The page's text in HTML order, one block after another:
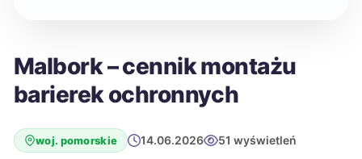
Malbork – cennik montażu
barierek ochronnych
woj. pomorskie 14.06.2026 51 wyświetleń